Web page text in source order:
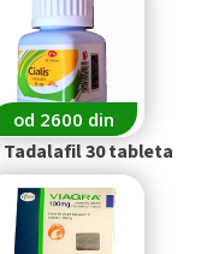
od 2600 din
Tadalafil 30 tableta